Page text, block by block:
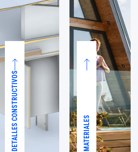
DETALLES CONSTRUCTIVOS MATERIALES